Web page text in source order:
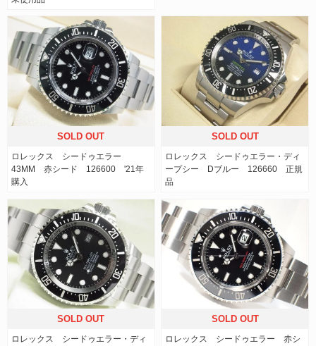
SOLD OUT
ロレックス シードゥエラー
43MM 赤シード 126600 '21年
購入
SOLD OUT
ロレックス シードゥエラー・ディ
ープシー Dブルー 126660 正規
品
SOLD OUT
ロレックス シードゥエラー・ディ
SOLD OUT
ロレックス シードゥエラー 赤シ